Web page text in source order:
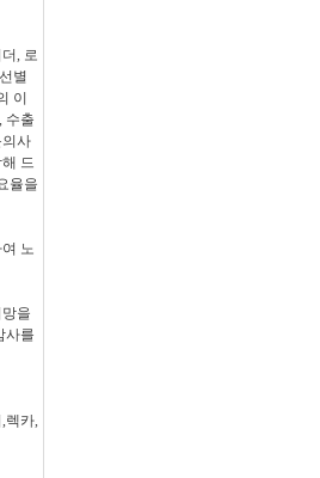
, 로
별
이
수출
사
드
율을
노
을
사를
렉카,